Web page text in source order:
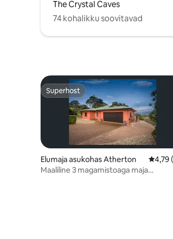
The Crystal Caves
74 kohalikku soovitavad
Superhost
Superhost
Elumaja asukohas Atherton
4,79
Maaliline 3 magamistoaga maja